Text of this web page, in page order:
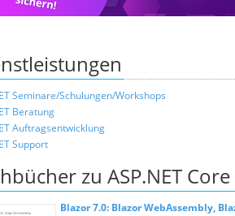
Seminare/Schulungen/Workshops
Beratung
Auftragsentwicklung
Support
zu ASP.NET
Blazor 7.0: Blazor WebAssembly,